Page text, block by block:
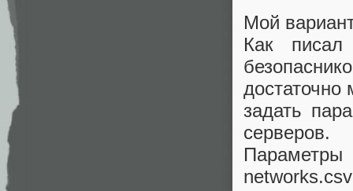
Мой
Как
задать
серверов.